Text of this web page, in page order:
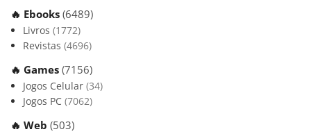
🔥 Ebooks (6489)
Livros (1772)
Revistas (4696)
🔥 Games (7156)
Jogos Celular (34)
Jogos PC (7062)
🔥 Web (503)